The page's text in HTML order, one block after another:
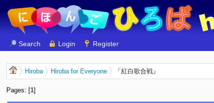
Search Login Register
Hiroba Hiroba for Everyone 「紅白歌合戦』
Pages: [1